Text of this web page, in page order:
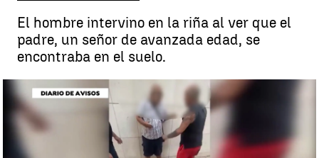
El hombre intervino en la riña al ver que el
padre, un señor de avanzada edad, se
encontraba en el suelo.
Defiende a un anciano de los golpes que le propinaba su propio hijo
y acaba agredido |Antena 3 Noticias